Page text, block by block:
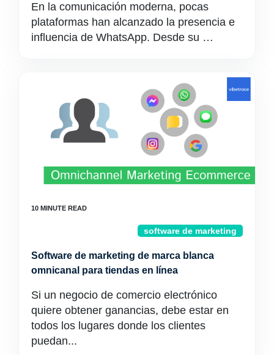
En la comunicación moderna, pocas
plataformas han alcanzado la presencia e
influencia de WhatsApp. Desde su …
software de marketing
Software de marketing de marca blanca
omnicanal para tiendas en línea
Si un negocio de comercio electrónico
quiere obtener ganancias, debe estar en
todos los lugares donde los clientes
puedan...